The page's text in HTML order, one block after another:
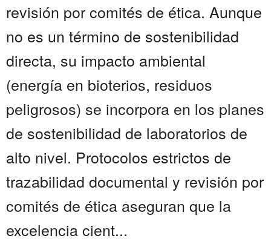
revisión por comités de ética. Aunque
no es un término de sostenibilidad
directa, su impacto ambiental
(energía en bioterios, residuos
peligrosos) se incorpora en los planes
de sostenibilidad de laboratorios de
alto nivel. Protocolos estrictos de
trazabilidad documental y revisión por
comités de ética aseguran que la
excelencia cient...